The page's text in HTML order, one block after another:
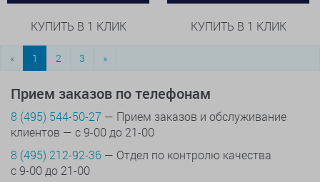
КУПИТЬ В 1 КЛИК КУПИТЬ В 1 КЛИК
« 1 2 3 »
Прием заказов по телефонам
8 (495) 544-50-27 — Прием заказов и обслуживание
клиентов — с 9-00 до 21-00
8 (495) 212-92-36 — Отдел по контролю качества
с 9-00 до 21-00